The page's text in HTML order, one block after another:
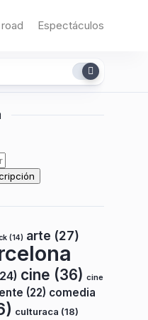
Espectáculos
(14) arte (27)
cine (36) cine
(22) comedia
culturaca (18)